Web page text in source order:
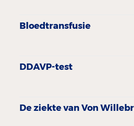
Bloedtransfusie
DDAVP-test
De ziekte van Von